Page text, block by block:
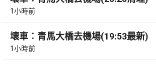
1小時前
壞車︰青馬大橋去機場(19:53最新)
1小時前